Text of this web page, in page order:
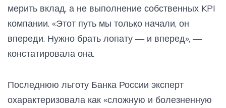
мерить вклад, а не выполнение собственных KPI
компании. «Этот путь мы только начали, он
впереди. Нужно брать лопату — и вперед», —
констатировала она.
Последнюю льготу Банка России эксперт
охарактеризовала как «сложную и болезненную